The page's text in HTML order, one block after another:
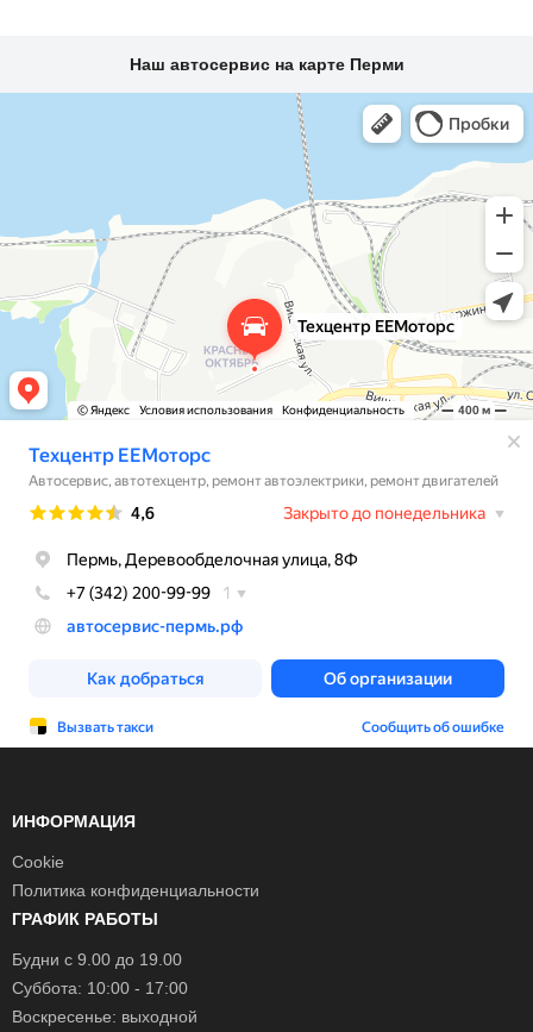
Наш автосервис на карте Перми
ИНФОРМАЦИЯ
Cookie
Политика конфиденциальности
ГРАФИК РАБОТЫ
Будни с 9.00 до 19.00
Суббота: 10:00 - 17:00
Воскресенье: выходной